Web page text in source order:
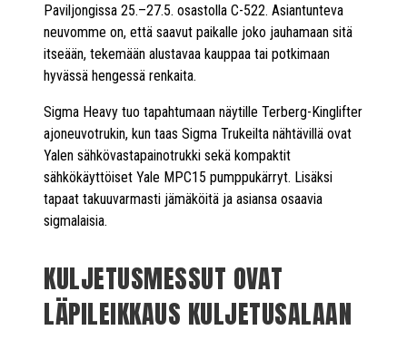
Paviljongissa 25.–27.5. osastolla C-522. Asiantunteva
neuvomme on, että saavut paikalle joko jauhamaan sitä
itseään, tekemään alustavaa kauppaa tai potkimaan
hyvässä hengessä renkaita.
Sigma Heavy tuo tapahtumaan näytille Terberg-Kinglifter
ajoneuvotrukin, kun taas Sigma Trukeilta nähtävillä ovat
Yalen sähkövastapainotrukki sekä kompaktit
sähkökäyttöiset Yale MPC15 pumppukärryt. Lisäksi
tapaat takuuvarmasti jämäköitä ja asiansa osaavia
sigmalaisia.
KULJETUSMESSUT OVAT
LÄPILEIKKAUS KULJETUSALAAN